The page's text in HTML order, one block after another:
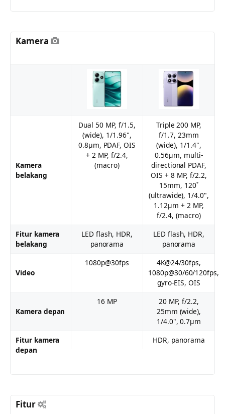
Kamera
Kamera
belakang
Dual 50 MP, f/1.5,
(wide), 1/1.96",
0.8µm, PDAF, OIS
+ 2 MP, f/2.4,
(macro)
Triple 200 MP,
f/1.7, 23mm
(wide), 1/1.4",
0.56µm, multi-
directional PDAF,
OIS + 8 MP, f/2.2,
15mm, 120˚
(ultrawide), 1/4.0",
1.12µm + 2 MP,
f/2.4, (macro)
Fitur kamera
belakang
LED flash, HDR,
panorama
LED flash, HDR,
panorama
Video
1080p@30fps
4K@24/30fps,
1080p@30/60/120fps,
gyro-EIS, OIS
Kamera depan
16 MP
20 MP, f/2.2,
25mm (wide),
1/4.0", 0.7µm
Fitur kamera
depan
HDR, panorama
Fitur